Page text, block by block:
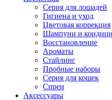
Серия для лошадей
Гигиена и уход
Цветовая коррекция
Шампуни и
Восстановление
Ароматы
Стайлинг
Пробные наборы
Серия для кошек
Спреи
Аксессуары